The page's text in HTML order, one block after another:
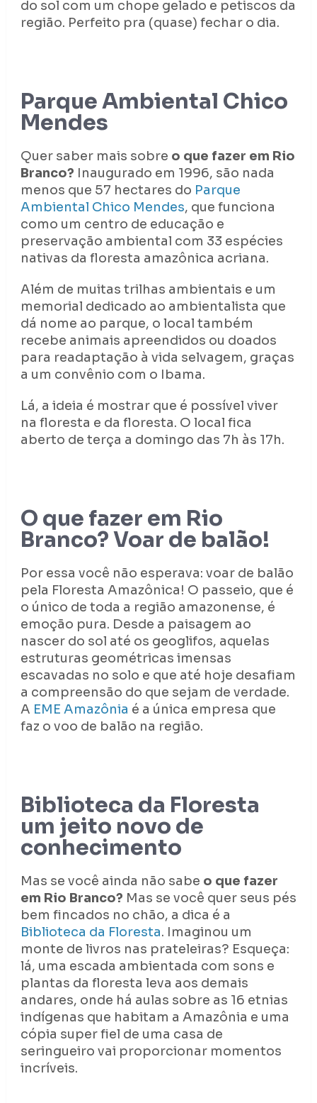
do sol com um chope gelado e petiscos da
região. Perfeito pra (quase) fechar o dia.
Parque Ambiental Chico
Mendes
Quer saber mais sobre o que fazer em Rio
Branco? Inaugurado em 1996, são nada
menos que 57 hectares do Parque
Ambiental Chico Mendes, que funciona
como um centro de educação e
preservação ambiental com 33 espécies
nativas da floresta amazônica acriana.
Além de muitas trilhas ambientais e um
memorial dedicado ao ambientalista que
dá nome ao parque, o local também
recebe animais apreendidos ou doados
para readaptação à vida selvagem, graças
a um convênio com o Ibama.
Lá, a ideia é mostrar que é possível viver
na floresta e da floresta. O local fica
aberto de terça a domingo das 7h às 17h.
O que fazer em Rio
Branco? Voar de balão!
Por essa você não esperava: voar de balão
pela Floresta Amazônica! O passeio, que é
o único de toda a região amazonense, é
emoção pura. Desde a paisagem ao
nascer do sol até os geoglifos, aquelas
estruturas geométricas imensas
escavadas no solo e que até hoje desafiam
a compreensão do que sejam de verdade.
A EME Amazônia é a única empresa que
faz o voo de balão na região.
Biblioteca da Floresta
um jeito novo de
conhecimento
Mas se você ainda não sabe o que fazer
em Rio Branco? Mas se você quer seus pés
bem fincados no chão, a dica é a
Biblioteca da Floresta. Imaginou um
monte de livros nas prateleiras? Esqueça:
lá, uma escada ambientada com sons e
plantas da floresta leva aos demais
andares, onde há aulas sobre as 16 etnias
indígenas que habitam a Amazônia e uma
cópia super fiel de uma casa de
seringueiro vai proporcionar momentos
incríveis.